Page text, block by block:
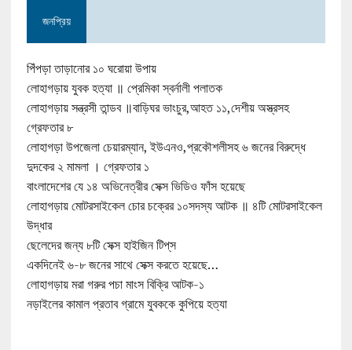
জনপ্রিয়
পিঁপড়া তাড়ানোর ১০ ঘরোয়া উপায়
লোহাগড়ায় যুবক হত্যা ॥ প্রেমিকা স্বর্নালী পলাতক
লোহাগড়ায় সন্ত্রসী তান্ডব ॥বাড়িঘর ভাংচুর,আহত ১১,দেশীয় অস্ত্রসহ
গ্রেফতার ৮
লোহাগড়া উপজেলা চেয়ারম্যান, ইউএনও,প্রকৌশলীসহ ৬ জনের বিরুদ্ধে
দুদকের ২ মামলা । গ্রেফতার ১
বাংলাদেশের যে ১৪ অভিনেত্রীর সেক্স ভিডিও ফাঁস হয়েছে
লোহাগড়ায় মোটরসাইকেল চোর চক্রের ১০সদস্য আটক ॥ ৪টি মোটরসাইকেল
উদ্ধার
ছেলেদের জন্য ৮টি সেক্স হাইজিন টিপ্‌স
একদিনেই ৬-৮ জনের সাথে সেক্স করতে হয়েছে…
লোহাগড়ায় মরা গরুর পচা মাংস বিক্রি আটক-১
নড়াইলের কামাল প্রতাব গ্রামে যুবককে কুপিয়ে হত্যা